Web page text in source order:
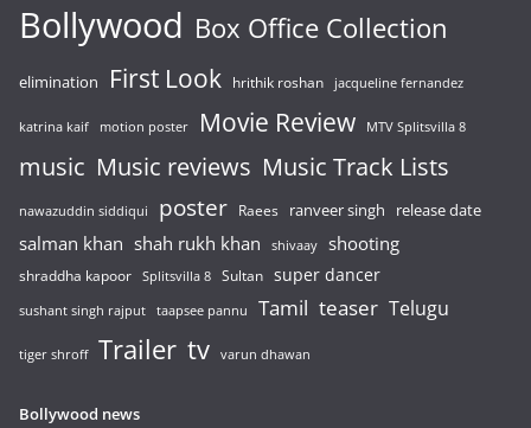
Bollywood Box Office Collection
elimination First Look hrithik roshan jacqueline fernandez
katrina kaif motion poster Movie Review MTV Splitsvilla 8
music Music reviews Music Track Lists
nawazuddin siddiqui poster Raees ranveer singh release date
salman khan shah rukh khan shivaay shooting
shraddha kapoor Splitsvilla 8 Sultan super dancer
sushant singh rajput taapsee pannu Tamil teaser Telugu
tiger shroff Trailer tv varun dhawan
Bollywood news